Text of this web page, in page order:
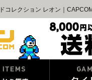
レクション レオン｜